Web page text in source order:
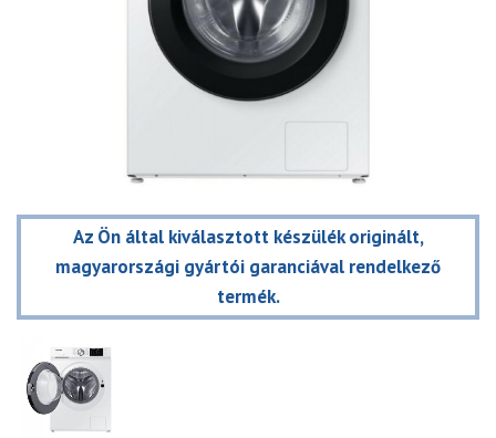
Az Ön által kiválasztott készülék originált,
magyarországi gyártói garanciával rendelkező
termék.